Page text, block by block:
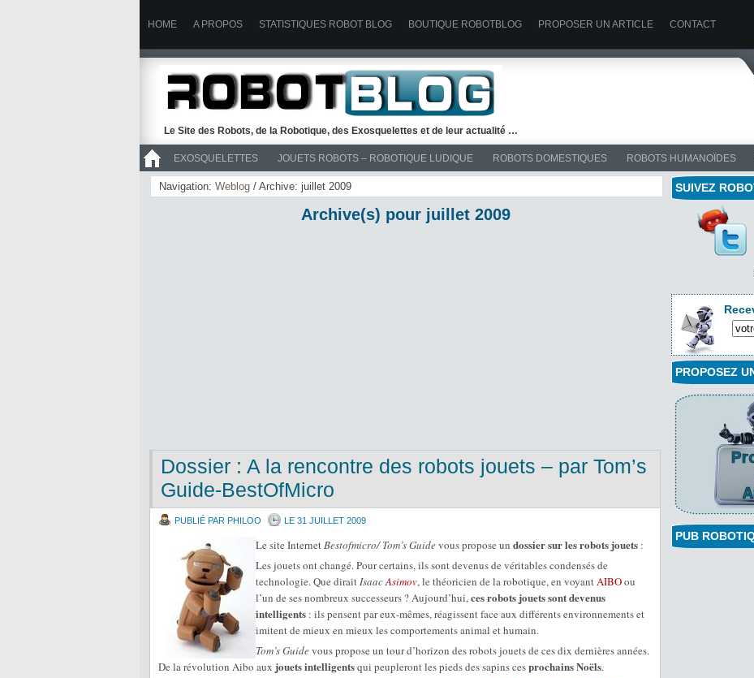
HOME A PROPOS STATISTIQUES ROBOT BLOG BOUTIQUE ROBOTBLOG PROPOSER UN ARTICLE CONTACT
Le Site des Robots, de la Robotique, des Exosquelettes et de leur actualité …
EXOSQUELETTES JOUETS ROBOTS – ROBOTIQUE LUDIQUE ROBOTS DOMESTIQUES ROBOTS HUMANOÏDES
>> ROBOTS
Navigation: Weblog / Archive: juillet 2009
Archive(s) pour juillet 2009
Dossier : A la rencontre des robots jouets – par Tom’s
Guide-BestOfMicro
PUBLIÉ PAR PHILOO LE 31 JUILLET 2009
Le site InternetBestofmicro/ Tom’s Guidevous propose un dossier sur les robots jouets :
Les jouets ont changé. Pour certains, ils sont devenus de véritables condensés de
technologie. Que diraitIsaacAsimov, le théoricien de la robotique, en voyantAIBOou
l’un de ses nombreux successeurs ? Aujourd’hui,ces robots jouets sont devenus
intelligents : ils pensent par eux-mêmes, réagissent face aux différents environnements et
imitent de mieux en mieux les comportements animal et humain.
Tom’s Guidevous propose un tour d’horizon des robots jouets de ces dix dernières années.
De la révolution Aibo aux jouets intelligentsqui peupleront les pieds des sapins cesprochains Noëls.
SUIVEZ
PROPOSEZ
PUB